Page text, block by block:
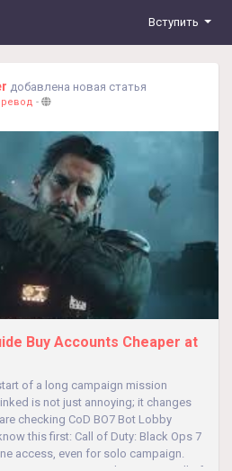
Вступить
добавлена новая статья
-
Buy Accounts Cheaper at
of a long campaign mission
is not just annoying; it changes
checking CoD BO7 Bot Lobby
this first: Call of Duty: Black Ops 7
access, even for solo campaign.